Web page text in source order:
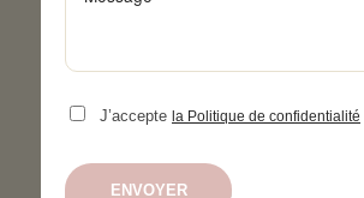
J’accepte la Politique de confidentialité